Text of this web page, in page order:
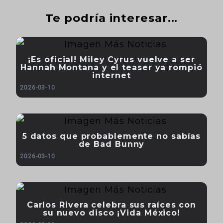
Te podría interesar...
¡Es oficial! Miley Cyrus vuelve a ser
Hannah Montana y el teaser ya rompió
internet
2026-03-10
5 datos que probablemente no sabías
de Bad Bunny
2026-03-10
Carlos Rivera celebra sus raíces con
su nuevo disco ¡Vida México!